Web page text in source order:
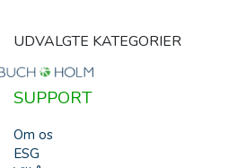
UDVALGTE KATEGORIER
SUPPORT
Om os
ESG